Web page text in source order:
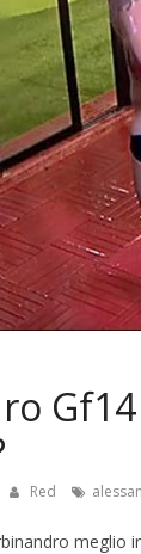
Red
meglio